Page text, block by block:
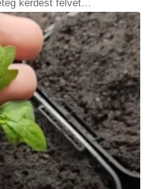
kérdést felvet…